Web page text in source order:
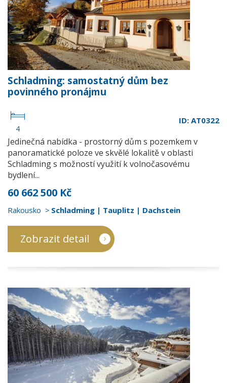
Schladming: samostatný dům bez
povinného pronájmu
4
ID: AT0322
Jedinečná nabídka - prostorný dům s pozemkem v
panoramatické poloze ve skvělé lokalitě v oblasti
Schladming s možností využití k volnočasovému
bydlení...
60 662 500 Kč
Rakousko Schladming | Tauplitz | Dachstein
Zobrazit detail